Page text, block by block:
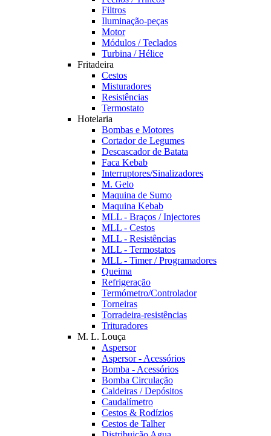
Filtros
Iluminação-peças
Motor
Módulos / Teclados
Turbina / Hélice
Fritadeira
Cestos
Misturadores
Resistências
Termostato
Hotelaria
Bombas e Motores
Cortador de Legumes
Descascador de Batata
Faca Kebab
Interruptores/Sinalizadores
M. Gelo
Maquina de Sumo
Maquina Kebab
MLL - Braços / Injectores
MLL - Cestos
MLL - Resistências
MLL - Termostatos
MLL - Timer / Programadores
Queima
Refrigeração
Termómetro/Controlador
Torneiras
Torradeira-resistências
Trituradores
M. L. Louça
Aspersor
Aspersor - Acessórios
Bomba - Acessórios
Bomba Circulação
Caldeiras / Depósitos
Caudalímetro
Cestos & Rodízios
Cestos de Talher